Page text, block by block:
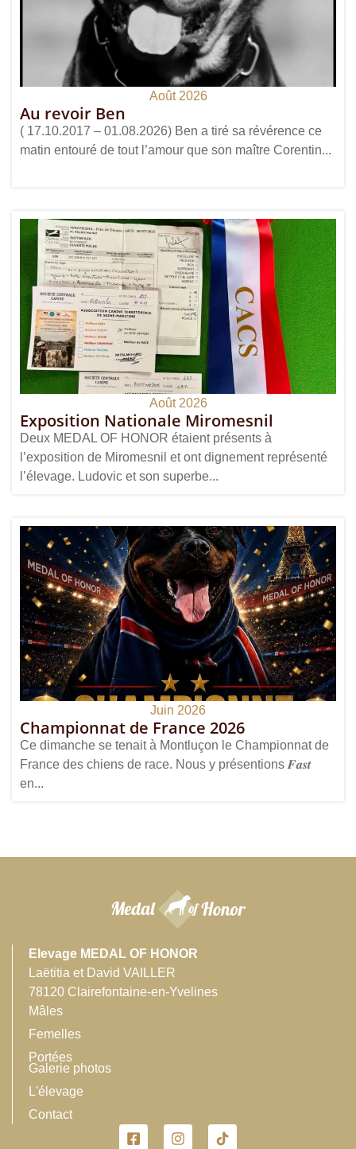
Août 2026
Au revoir Ben
( 17.10.2017 – 01.08.2026) Ben a tiré sa révérence ce
matin entouré de tout l’amour que son maître Corentin...
Août 2026
Exposition Nationale Miromesnil
Deux MEDAL OF HONOR étaient présents à
l’exposition de Miromesnil et ont dignement représenté
l’élevage. Ludovic et son superbe...
Juin 2026
Championnat de France 2026
Ce dimanche se tenait à Montluçon le Championnat de
France des chiens de race. Nous y présentions 𝑭𝒂𝒔𝒕
en...
Elevage MEDAL OF HONOR
Laëtitia et David VAILLER
78120 Clairefontaine-en-Yvelines
Mâles
Femelles
Portées
Galerie photos
L'élevage
Contact